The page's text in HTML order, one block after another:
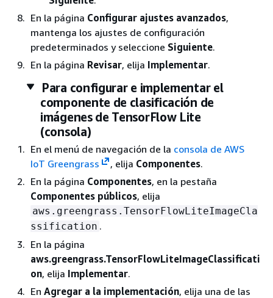
En la página Configurar ajustes avanzados,
mantenga los ajustes de configuración
predeterminados y seleccione Siguiente.
En la página Revisar, elija Implementar.
Para configurar e implementar el
componente de clasificación de
imágenes de TensorFlow Lite
(consola)
En el menú de navegación de la consola de AWS
IoT Greengrass
, elija Componentes.
En la página Componentes, en la pestaña
Componentes públicos, elija
aws.greengrass.TensorFlowLiteImageCla
ssification .
En la página
aws.greengrass.TensorFlowLiteImageClassificati
on, elija Implementar.
En Agregar a la implementación, elija una de las